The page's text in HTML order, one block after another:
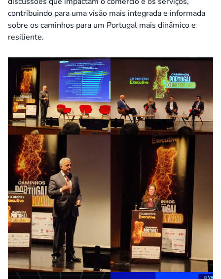
contribuindo para uma visão mais integrada e informada
sobre os caminhos para um Portugal mais dinâmico e
resiliente.